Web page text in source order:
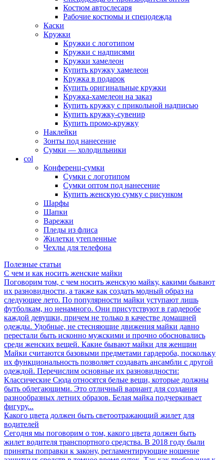
Костюм автослесаря
Рабочие костюмы и спецодежда
Каски
Кружки
Кружки с логотипом
Кружки с надписями
Кружки хамелеон
Купить кружку хамелеон
Кружка в подарок
Купить оригинальные кружки
Кружка-хамелеон на заказ
Купить кружку с прикольной надписью
Купить кружку-сувенир
Купить промо-кружку
Наклейки
Зонты под нанесение
Сумки — холодильники
col
Конференц-сумки
Сумки с логотипом
Сумки оптом под нанесение
Купить женскую сумку с рисунком
Шарфы
Шапки
Варежки
Пледы из флиса
Жилетки утепленные
Чехлы для телефона
Полезные статьи
С чем и как носить женские майки
Поговорим том, с чем носить женскую майку, какими бывают
их разновидности, а также как создать модный образ на
следующее лето. По популярности майки уступают лишь
футболкам, но ненамного. Они присутствуют в гардеробе
каждой девушки, причем не только в качестве домашней
одежды. Удобные, не стесняющие движения майки давно
перестали быть исконно мужскими и прочно обосновались
среди женских вещей. Какие бывают майки для женщин
Майки считаются базовыми предметами гардероба, поскольку
их функциональность позволяет создавать ансамбли с другой
одеждой. Перечислим основные их разновидности:
Классические Сюда относятся белые вещи, которые должны
быть облегающими. Это отличный вариант для создания
разнообразных летних образов. Белая майка подчеркивает
фигуру...
Какого цвета должен быть светоотражающий жилет для
водителей
Сегодня мы поговорим о том, какого цвета должен быть
жилет водителя транспортного средства. В 2018 году были
приняты поправки к закону, регламентирующие ношение